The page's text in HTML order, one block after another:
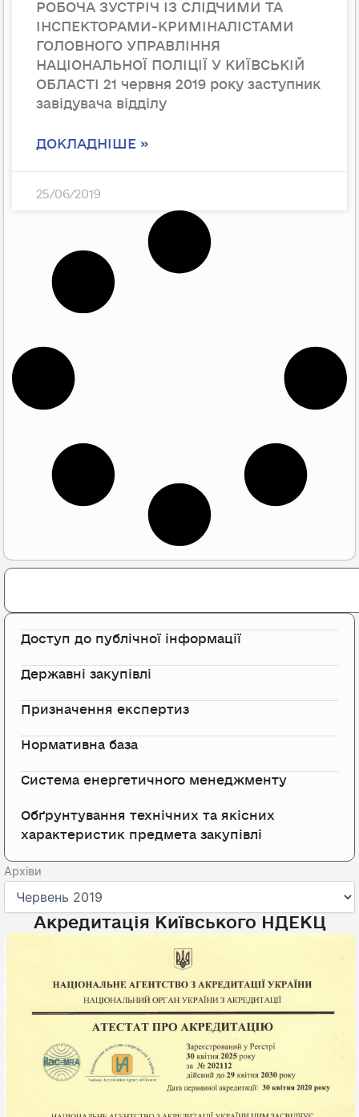
РОБОЧА ЗУСТРІЧ ІЗ СЛІДЧИМИ ТА
ІНСПЕКТОРАМИ-КРИМІНАЛІСТАМИ
ГОЛОВНОГО УПРАВЛІННЯ
НАЦІОНАЛЬНОЇ ПОЛІЦІЇ У КИЇВСЬКІЙ
ОБЛАСТІ 21 червня 2019 року заступник
завідувача відділу
ДОКЛАДНІШЕ »
25/06/2019
Search
Доступ до публічної інформації
Державні закупівлі
Призначення експертиз
Нормативна база
Система енергетичного менеджменту
Обґрунтування технічних та якісних
характеристик предмета закупівлі
Архіви
Архіви
Акредитація Київського НДЕКЦ